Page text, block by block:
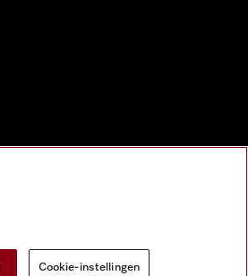
Cookie-instellingen